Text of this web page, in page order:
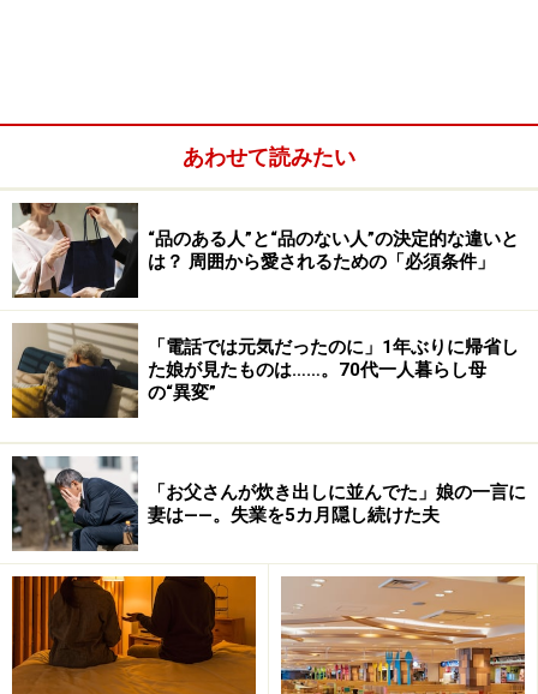
私の教育が間違っていたのか
息子はきょとんとしていた。どうしてそんなに怒ってい
るのか分からないと言い返してくる。そこへ娘が帰宅。
「お、兄ちゃん、かっこいいじゃん」という言葉が火に
油を注いだ。二人とも何を言ってるのとつぶやきなが
ら、「私の教育が間違っていたのか」という思いが胸に
渦巻いた。
あわせて読みたい
“品のある人”と“品のない人”の決定的な違いと
は？ 周囲から愛されるための「必須条件」
「電話では元気だったのに」1年ぶりに帰省し
た娘が見たものは……。70代一人暮らし母
の“異変”
「お父さんが炊き出しに並んでた」娘の一言に
妻は――。失業を5カ月隠し続けた夫